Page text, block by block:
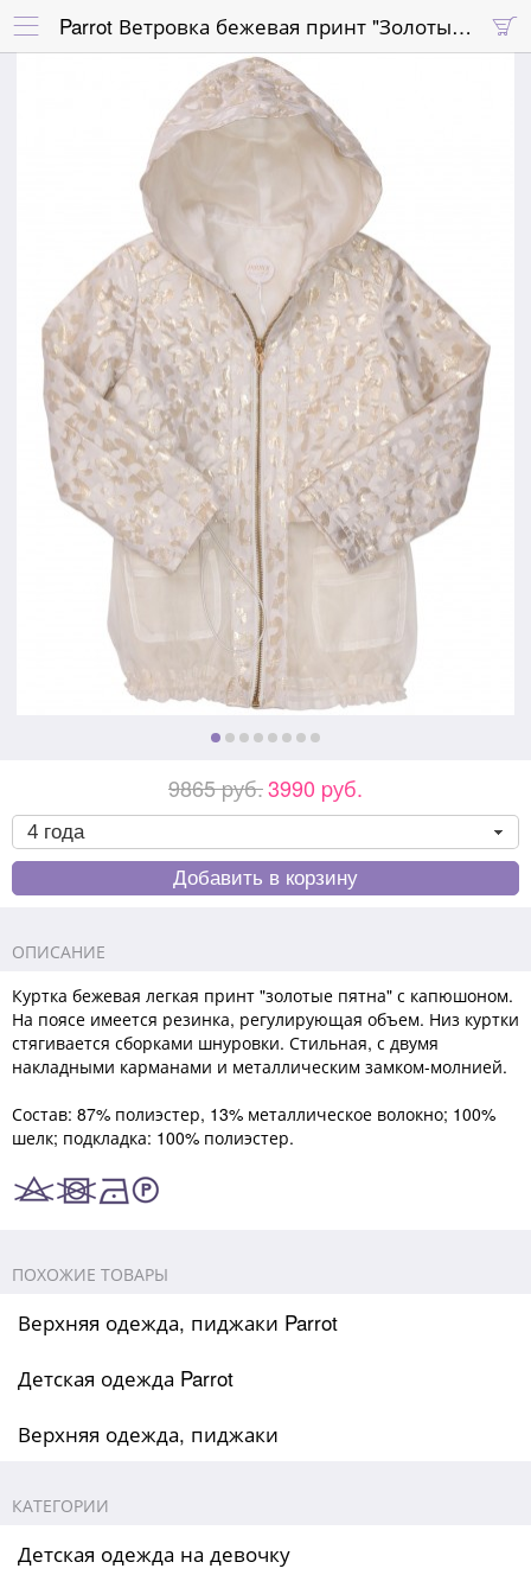
 
Parrot Ветровка бежевая принт "Золотые пятна"
9865 pуб.3990 pуб.
ОПИСАНИЕ
Куртка бежевая легкая принт "золотые пятна" с капюшоном.
На поясе имеется резинка, регулирующая объем. Низ куртки
стягивается сборками шнуровки. Стильная, с двумя
накладными карманами и металлическим замком-молнией.
Состав: 87% полиэстер, 13% металлическое волокно; 100%
шелк; подкладка: 100% полиэстер.
ПОХОЖИЕ ТОВАРЫ
Верхняя одежда, пиджаки Parrot
Детская одежда Parrot
Верхняя одежда, пиджаки
КАТЕГОРИИ
Детская одежда на девочку